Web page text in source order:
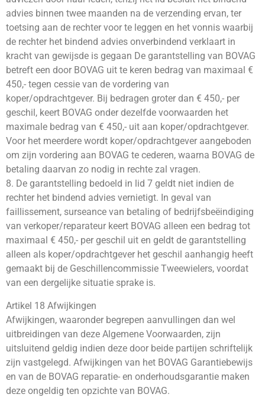
advies binnen twee maanden na de verzending ervan, ter
toetsing aan de rechter voor te leggen en het vonnis waarbij
de rechter het bindend advies onverbindend verklaart in
kracht van gewijsde is gegaan De garantstelling van BOVAG
betreft een door BOVAG uit te keren bedrag van maximaal €
450,- tegen cessie van de vordering van
koper/opdrachtgever. Bij bedragen groter dan € 450,- per
geschil, keert BOVAG onder dezelfde voorwaarden het
maximale bedrag van € 450,- uit aan koper/opdrachtgever.
Voor het meerdere wordt koper/opdrachtgever aangeboden
om zijn vordering aan BOVAG te cederen, waarna BOVAG de
betaling daarvan zo nodig in rechte zal vragen.
8. De garantstelling bedoeld in lid 7 geldt niet indien de
rechter het bindend advies vernietigt. In geval van
faillissement, surseance van betaling of bedrijfsbeëindiging
van verkoper/reparateur keert BOVAG alleen een bedrag tot
maximaal € 450,- per geschil uit en geldt de garantstelling
alleen als koper/opdrachtgever het geschil aanhangig heeft
gemaakt bij de Geschillencommissie Tweewielers, voordat
van een dergelijke situatie sprake is.
Artikel 18 Afwijkingen
Afwijkingen, waaronder begrepen aanvullingen dan wel
uitbreidingen van deze Algemene Voorwaarden, zijn
uitsluitend geldig indien deze door beide partijen schriftelijk
zijn vastgelegd. Afwijkingen van het BOVAG Garantiebewijs
en van de BOVAG reparatie- en onderhoudsgarantie maken
deze ongeldig ten opzichte van BOVAG.